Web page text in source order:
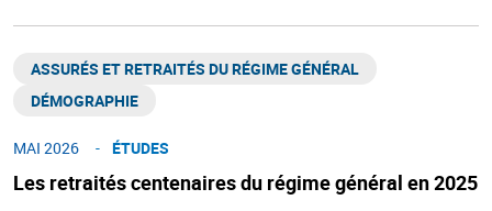
Les retraités centenaires du régime général en 2025
ASSURÉS ET RETRAITÉS DU RÉGIME GÉNÉRAL​
DÉMOGRAPHIE
MAI 2026 ÉTUDES